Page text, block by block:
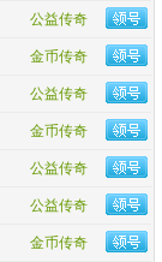
公益传奇
金币传奇
公益传奇
金币传奇
公益传奇
公益传奇
金币传奇